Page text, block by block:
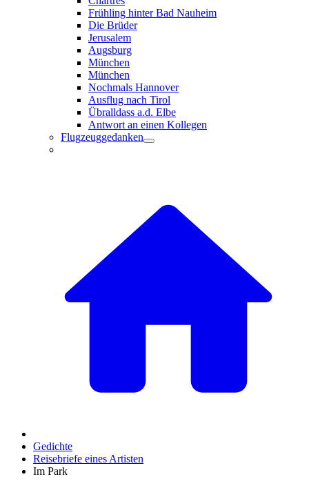
Frühling hinter Bad Nauheim
Die Brüder
Jerusalem
Augsburg
München
München
Nochmals Hannover
Ausflug nach Tirol
Übralldass a.d. Elbe
Antwort an einen Kollegen
Flugzeuggedanken
Gedichte
Reisebriefe eines Artisten
Im Park